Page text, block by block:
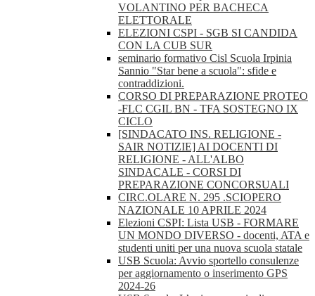
VOLANTINO PER BACHECA
ELETTORALE
ELEZIONI CSPI - SGB SI CANDIDA
CON LA CUB SUR
seminario formativo Cisl Scuola Irpinia
Sannio "Star bene a scuola": sfide e
contraddizioni.
CORSO DI PREPARAZIONE PROTEO
-FLC CGIL BN - TFA SOSTEGNO IX
CICLO
[SINDACATO INS. RELIGIONE -
SAIR NOTIZIE] AI DOCENTI DI
RELIGIONE - ALL'ALBO
SINDACALE - CORSI DI
PREPARAZIONE CONCORSUALI
CIRC.OLARE N. 295 .SCIOPERO
NAZIONALE 10 APRILE 2024
Elezioni CSPI: Lista USB - FORMARE
UN MONDO DIVERSO - docenti, ATA e
studenti uniti per una nuova scuola statale
USB Scuola: Avvio sportello consulenze
per aggiornamento o inserimento GPS
2024-26